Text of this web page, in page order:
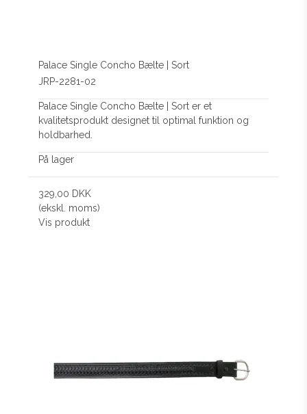
Palace Single Concho Bælte | Sort
JRP-2281-02
Palace Single Concho Bælte | Sort er et
kvalitetsprodukt designet til optimal funktion og
holdbarhed.
På lager
329,00 DKK
(ekskl. moms)
Vis produkt